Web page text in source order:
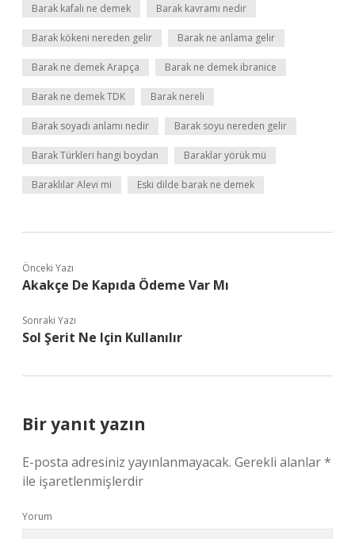
Barak kafalı ne demek Barak kavramı nedir
Barak kökeni nereden gelir Barak ne anlama gelir
Barak ne demek Arapça Barak ne demek ibranice
Barak ne demek TDK Barak nereli
Barak soyadı anlamı nedir Barak soyu nereden gelir
Barak Türkleri hangi boydan Baraklar yörük mü
Baraklılar Alevi mi Eski dilde barak ne demek
Önceki Yazı
Akakçe De Kapıda Ödeme Var Mı
Sonraki Yazı
Sol Şerit Ne Için Kullanılır
Bir yanıt yazın
E-posta adresiniz yayınlanmayacak. Gerekli alanlar*
ile işaretlenmişlerdir
Yorum